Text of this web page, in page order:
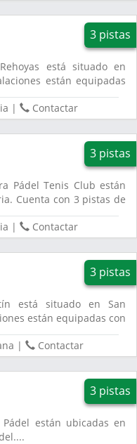
3 pistas
está situado en
están equipadas
| Contactar
3 pistas
Pádel Tenis Club están
Cuenta con 3 pistas de
| Contactar
3 pistas
está situado en San
están equipadas con
| Contactar
3 pistas
están ubicadas en